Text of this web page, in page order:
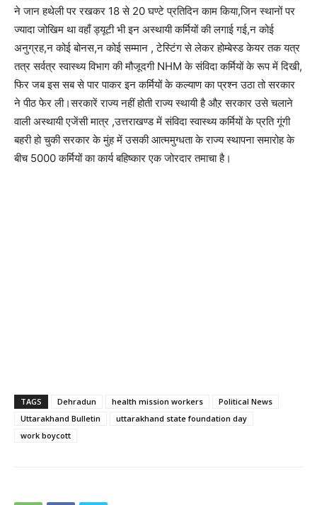
ने जान हथेली पर रखकर 18 से 20 घण्टे प्रतिदिन काम किया,जिन स्थानों पर
ज्यादा जोखिम था वहाँ ड्यूटी भी इन अस्थायी कर्मियों की लगाई गई,न कोई
अनुग्रह,न कोई बोनस,न कोई सम्मान , टेस्टिंग से लेकर होम्बेस्ड केयर तक यत्र
तत्र सर्वत्र स्वास्थ्य विभाग की मौजूदगी NHM के संविदा कर्मियों के रूप में दिखी,
फिर जब इस सब से पार पाकर इन कर्मियों के कल्याण का प्रश्न उठा तो सरकार
ने पीठ फेर ली।सरकारें राज्य नहीं होती राज्य स्थायी है औऱ सरकार उसे चलाने
वाली अस्थायी एजेंसी मात्र ,उत्तराखण्ड में संविदा स्वास्थ्य कर्मियों के प्रति गूंगी
बहरी हो चुकी सरकार के मुंह में उसकी आत्ममुग्धता के राज्य स्थापना समारोह के
बीच 5000 कर्मियों का कार्य बहिष्कार एक जोरदार तमाचा है।
TAGS Dehradun health mission workers
Political News
Uttarakhand Bulletin
uttarakhand state foundation day
work boycott